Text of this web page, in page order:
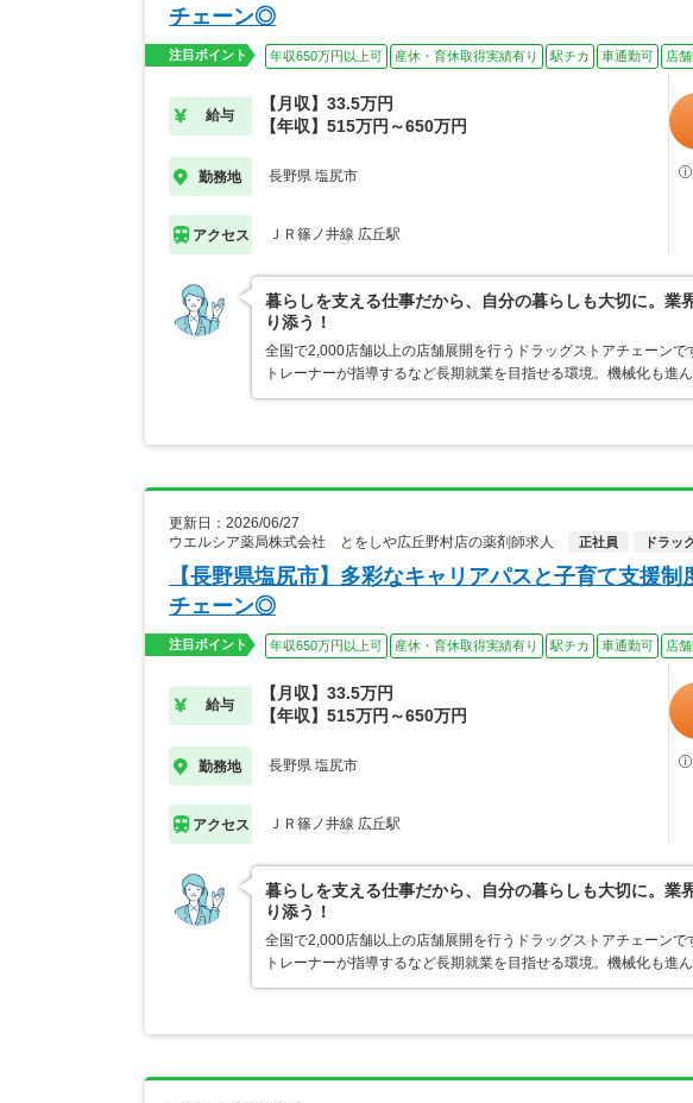
チェーン◎
注目ポイント 年収650万円以上可 産休・育休取得実績有り 駅チカ 車通勤可 店
給与
【月収】33.5万円
【年収】515万円～650万円
勤務地 長野県 塩尻市
アクセス ＪＲ篠ノ井線 広丘駅
暮らしを支える仕事だから、自分の暮らしも大切に。
り添う！
全国で2,000店舗以上の店舗展開を行うドラッグストアチェーン
トレーナーが指導するなど長期就業を目指せる環境。機械化も進
更新日：2026/06/27
ウエルシア薬局株式会社 とをしや広丘野村店の薬剤師求人
正社員 ドラッ
【長野県塩尻市】多彩なキャリアパスと子育て支援
チェーン◎
注目ポイント 年収650万円以上可 産休・育休取得実績有り 駅チカ 車通勤可 店
給与
【月収】33.5万円
【年収】515万円～650万円
勤務地 長野県 塩尻市
アクセス ＪＲ篠ノ井線 広丘駅
暮らしを支える仕事だから、自分の暮らしも大切に。
り添う！
全国で2,000店舗以上の店舗展開を行うドラッグストアチェーン
トレーナーが指導するなど長期就業を目指せる環境。機械化も進